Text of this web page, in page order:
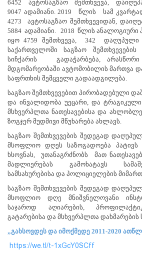
6452 ავტოსაგზაო შემთხვევა,
9047 ადამიანი. 2019 წლის სამ
4273 ავტოსაგზაო შემთხვევიდან,
5884 ადამიანი. 2018 წლის ანალოგიური
იყო 4759 შემთხვევა, 342 დაღუპული
საქართველოში საგზაო შემთხვევების
სიჩქარის გადაჭარბება, არასწორი
მდგომარეობაში ავტომობილის მართვა
საფრთხის შემცველი გადაადგილება.
საგზაო შემთხვევებით პირობადებული
და ინვალიდობა უეცარი, და
მსხვერპლთა ნათესავებისა და
ზოგჯერ მუდმივი მწუხარება ახლავს.
საგზაო შემთხვევების შედეგად
მსოფლიო დღეს საზოგადოება
ხსოვნას, უთანაგრძნობს მათ
მადლიერებას გამოხატავს
სამსახურებისა და პოლიციელების მიმართ.
საგზაო შემთხვევების შედეგად
მსოფლიო დღე მნიშვნელოვანი
საჯაროდ აღიარების,
გატარებისა და მსხვერპლთა დახმარების
„გახსოვდეს და იმოქმედე 2011-2020
https://we.tl/t-1xGcY0SCff